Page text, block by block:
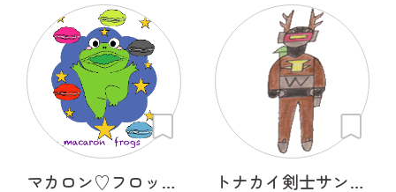
マカロン♡フロッグズ トナカイ剣士サンタＣＲＯＳＳ